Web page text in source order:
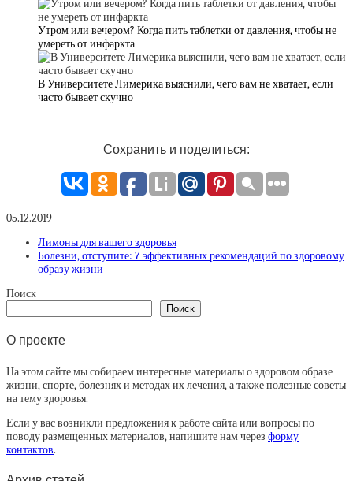
Утром или вечером? Когда пить таблетки от давления, чтобы не
умереть от инфаркта
В Университете Лимерика выяснили, чего вам не хватает, если
часто бывает скучно
Сохранить и поделиться:
05.12.2019
Лимоны для вашего здоровья
Болезни, отступите: 7 эффективных рекомендаций по здоровому
образу жизни
Поиск
Поиск
О проекте
На этом сайте мы собираем интересные материалы о здоровом образе
жизни, спорте, болезнях и методах их лечения, а также полезные советы
на тему здоровья.
Если у вас возникли предложения к работе сайта или вопросы по
поводу размещенных материалов, напишите нам через форму
контактов.